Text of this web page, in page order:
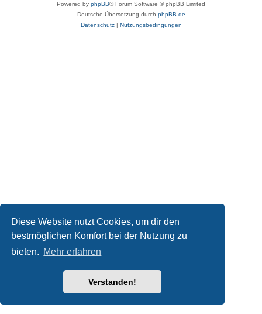
Diese Website nutzt Cookies, um dir den
bestmöglichen Komfort bei der Nutzung zu
bieten. Mehr erfahren
Verstanden!
Powered by phpBB® Forum Software © phpBB Limited
Deutsche Übersetzung durch phpBB.de
Datenschutz| Nutzungsbedingungen